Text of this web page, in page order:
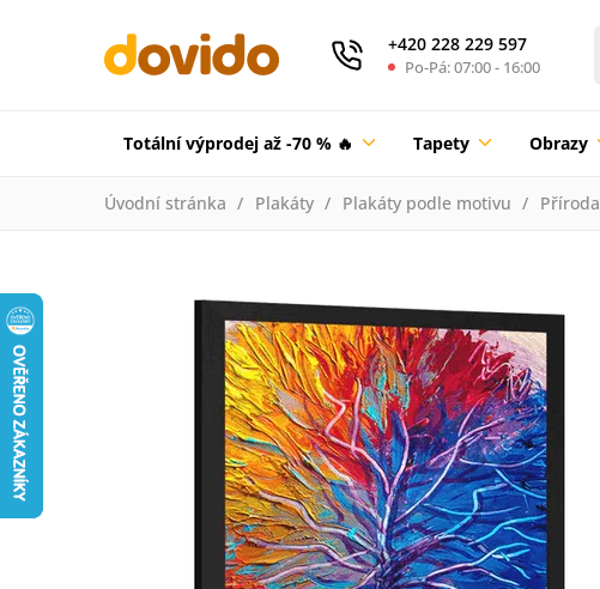
+420 228 229 597
Po-Pá: 07:00 - 16:00
Totální výprodej až -70 % 🔥 Tapety Obrazy
Úvodní stránka Plakáty Plakáty podle motivu Příroda